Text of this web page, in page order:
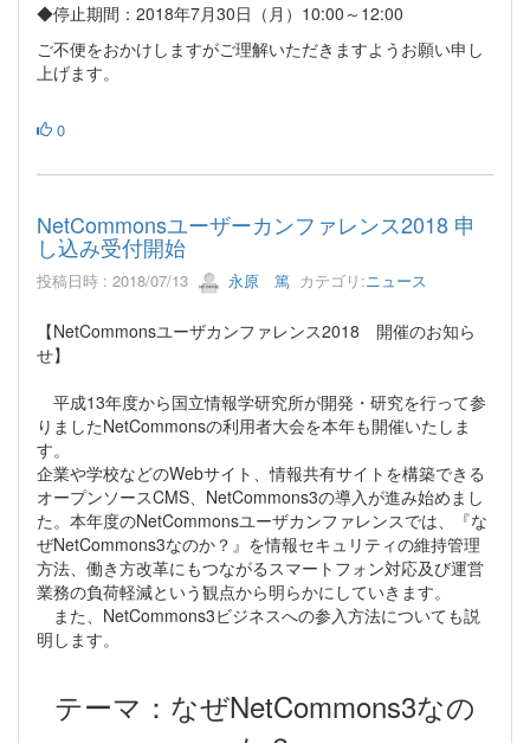
◆停止期間：2018年7月30日（月）10:00～12:00
ご不便をおかけしますがご理解いただきますようお願い申し
上げます。
0
NetCommonsユーザーカンファレンス2018 申
し込み受付開始
投稿日時 : 2018/07/13 永原 篤 カテゴリ:ニュース
【NetCommonsユーザカンファレンス2018 開催のお知ら
せ】
平成13年度から国立情報学研究所が開発・研究を行って参
りましたNetCommonsの利用者大会を本年も開催いたしま
す。
企業や学校などのWebサイト、情報共有サイトを構築できる
オープンソースCMS、NetCommons3の導入が進み始めまし
た。本年度のNetCommonsユーザカンファレンスでは、『な
ぜNetCommons3なのか？』を情報セキュリティの維持管理
方法、働き方改革にもつながるスマートフォン対応及び運営
業務の負荷軽減という観点から明らかにしていきます。
また、NetCommons3ビジネスへの参入方法についても説
明します。
テーマ：なぜNetCommons3なの